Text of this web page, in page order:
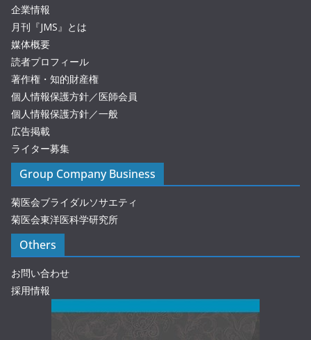
企業情報
月刊『JMS』とは
媒体概要
読者プロフィール
著作権・知的財産権
個人情報保護方針／医師会員
個人情報保護方針／一般
広告掲載
ライター募集
Group Company Business
菊医会ブライダルソサエティ
菊医会東洋医科学研究所
Others
お問い合わせ
採用情報